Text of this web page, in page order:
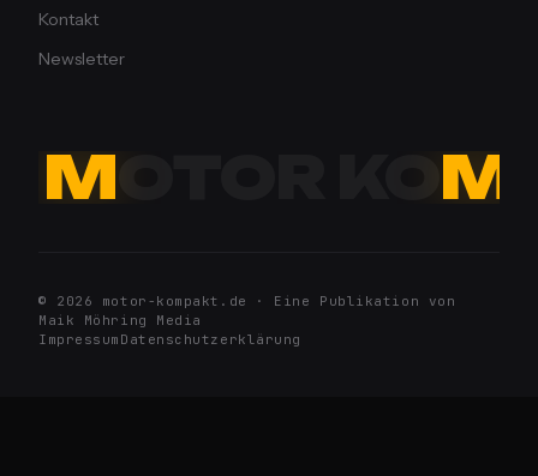
Kontakt
Newsletter
MOTOR KOM
© 2026 motor-kompakt.de · Eine Publikation von
Maik Möhring Media
Impressum Datenschutzerklärung